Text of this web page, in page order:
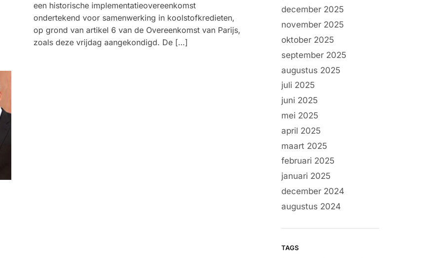
een historische implementatieovereenkomst
ondertekend voor samenwerking in koolstofkredieten,
op grond van artikel 6 van de Overeenkomst van Parijs,
zoals deze vrijdag aangekondigd. De […]
december 2025
november 2025
oktober 2025
september 2025
augustus 2025
juli 2025
juni 2025
mei 2025
april 2025
maart 2025
februari 2025
januari 2025
december 2024
augustus 2024
TAGS